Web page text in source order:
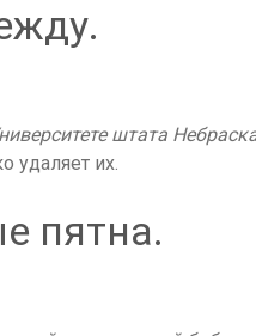
штата
удаляет их.
пятна.